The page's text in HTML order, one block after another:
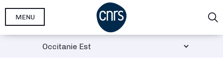
Aller
MENU